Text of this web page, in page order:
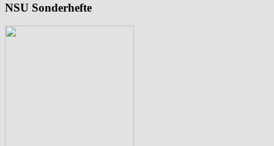
NSU Sonderhefte